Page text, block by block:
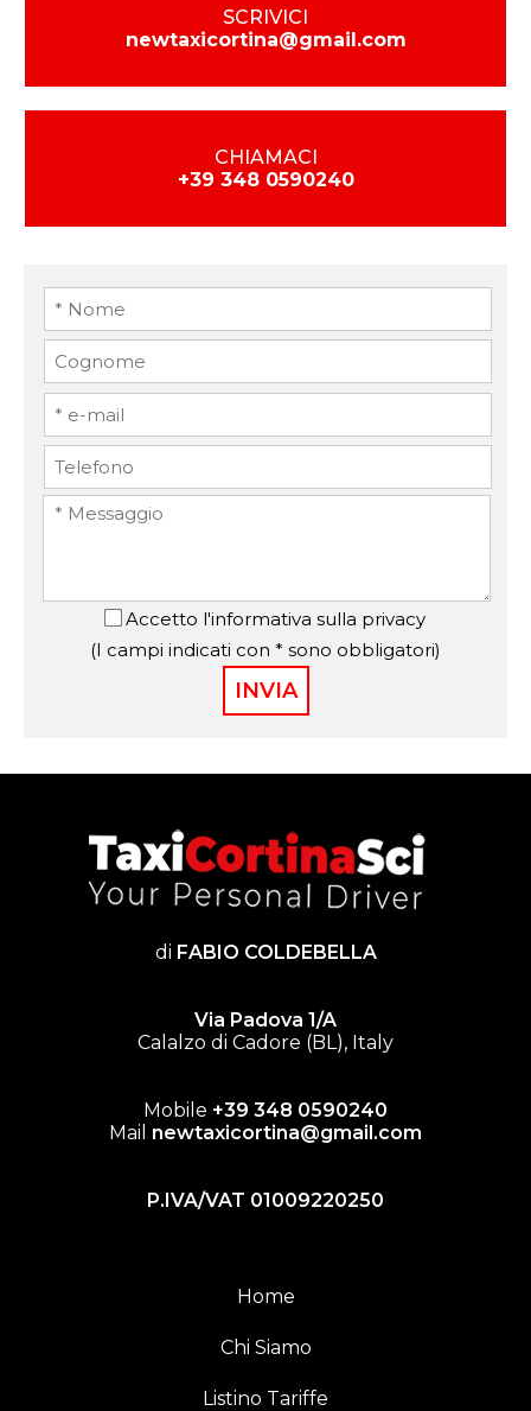
SCRIVICI
newtaxicortina@gmail.com
CHIAMACI
+39 348 0590240
Accetto l'informativa sulla privacy
(I campi indicati con * sono obbligatori)
di FABIO COLDEBELLA
Via Padova 1/A
Calalzo di Cadore (BL), Italy
Mobile +39 348 0590240
Mail newtaxicortina@gmail.com
P.IVA/VAT 01009220250
Home
Chi Siamo
Listino Tariffe